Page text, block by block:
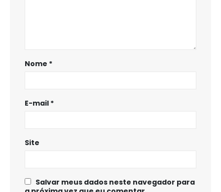
Nome *
E-mail *
Site
Salvar meus dados neste navegador para